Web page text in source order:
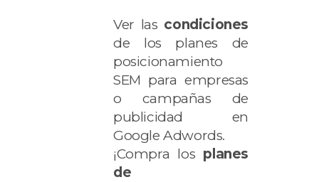
Ver las condiciones
de los planes de
posicionamiento
SEM para empresas
o campañas de
publicidad en
Google Adwords.
¡Compra los planes
de